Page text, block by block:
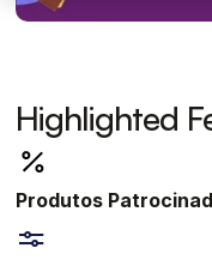
Highlighted
Produtos